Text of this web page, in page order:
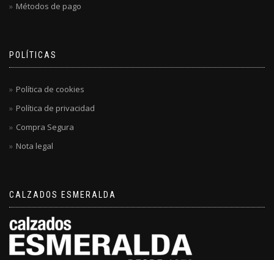
Métodos de pago
POLÍTICAS
Política de cookies
Política de privacidad
Compra Segura
Nota legal
CALZADOS ESMERALDA